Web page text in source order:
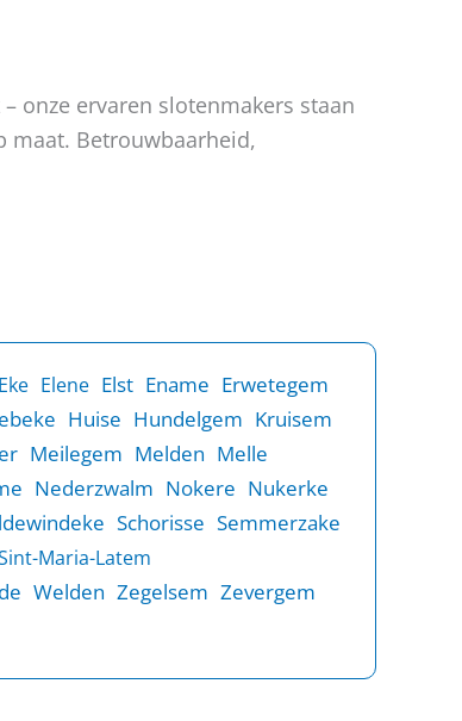
onze ervaren slotenmakers staan
maat. Betrouwbaarheid,
Eke Elene Elst Ename Erwetegem
Huise Hundelgem Kruisem
Meilegem Melden Melle
Nederzwalm Nokere Nukerke
Schorisse Semmerzake
Maria-Latem
Welden Zegelsem Zevergem